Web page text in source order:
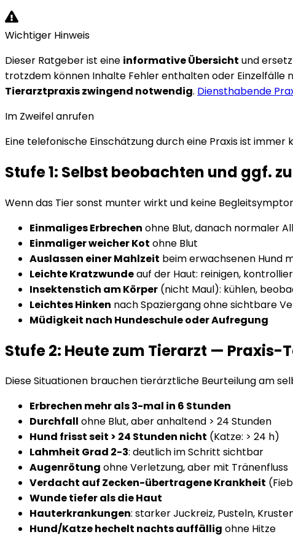
Wichtiger Hinweis
Dieser Ratgeber ist eine informative Übersicht und
trotzdem können Inhalte Fehler enthalten oder
Tierarztpraxis zwingend notwendig. Diensthabende
Im Zweifel anrufen
Eine telefonische Einschätzung durch eine Praxis ist
Stufe 1: Selbst beobachten und ggf.
Wenn das Tier sonst munter wirkt und keine
Einmaliges Erbrechen ohne Blut, danach normaler
Einmaliger weicher Kot ohne Blut
Auslassen einer Mahlzeit beim erwachsenen Hund
Leichte Kratzwundeauf der Haut: reinigen,
Insektenstich am Körper (nicht Maul): kühlen,
Leichtes Hinken nach Spaziergang ohne sichtbare
Müdigkeit nach Hundeschule oder Aufregung
Stufe 2: Heute zum Tierarzt — Praxis-
Diese Situationen brauchen tierärztliche Beurteilung am
Erbrechen mehr als 3-mal in 6 Stunden
Durchfall ohne Blut, aber anhaltend > 24 Stunden
Hund frisst seit > 24 Stunden nicht (Katze: > 24 h)
Lahmheit Grad 2-3: deutlich im Schritt sichtbar
Augenrötung ohne Verletzung, aber mit Tränenfluss
Verdacht auf Zecken-übertragene Krankheit
Wunde tiefer als die Haut
Hauterkrankungen: starker Juckreiz, Pusteln,
Hund/Katze hechelt nachts auffällig ohne Hitze